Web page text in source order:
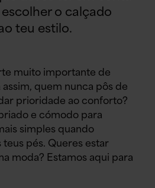
o calçado
teu estilo.
muito importante de
quem nunca pôs de
prioridade ao conforto?
e cómodo para
simples quando
pés. Queres estar
moda? Estamos aqui para